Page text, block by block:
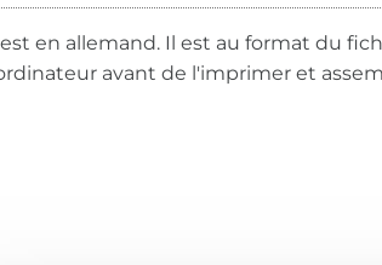
en allemand. Il est au format du
avant de l'imprimer et